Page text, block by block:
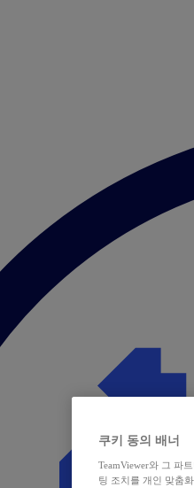
쿠키 동의 배너
TeamViewer와 그 파
팅 조치를 개인 맞춤